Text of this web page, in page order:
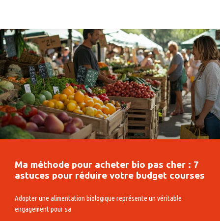
Ma méthode pour acheter bio pas cher : 7
astuces pour réduire votre budget courses
Adopter une alimentation biologique représente un véritable
engagement pour sa